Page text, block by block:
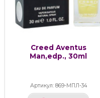
Creed Aventus
Man,edp., 30ml
Артикул: 869-МПЛ-34